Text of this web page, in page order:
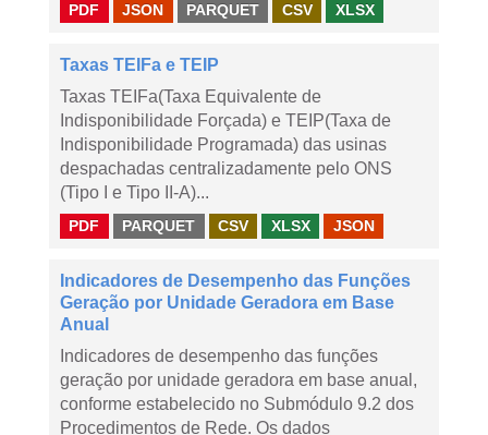
PDF JSON PARQUET CSV XLSX
Taxas TEIFa e TEIP
Taxas TEIFa(Taxa Equivalente de
Indisponibilidade Forçada) e TEIP(Taxa de
Indisponibilidade Programada) das usinas
despachadas centralizadamente pelo ONS
(Tipo I e Tipo II-A)...
PDF PARQUET CSV XLSX JSON
Indicadores de Desempenho das Funções
Geração por Unidade Geradora em Base
Anual
Indicadores de desempenho das funções
geração por unidade geradora em base anual,
conforme estabelecido no Submódulo 9.2 dos
Procedimentos de Rede. Os dados